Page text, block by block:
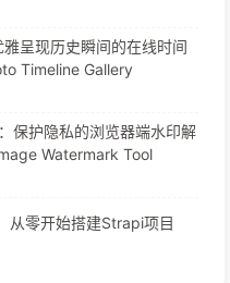
呈现历史瞬间的在线时间
Timeline Gallery
保护隐私的浏览器端水印解
Watermark Tool
从零开始搭建Strapi项目